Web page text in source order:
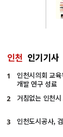
인천 인기기사
1
인천시의회 교
개발 연구 성료
2 거침없는 인천
3 인천도시공사,